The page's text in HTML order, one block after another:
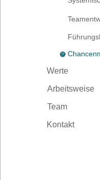
Team
Arbeitsweise
Werte
Kontakt